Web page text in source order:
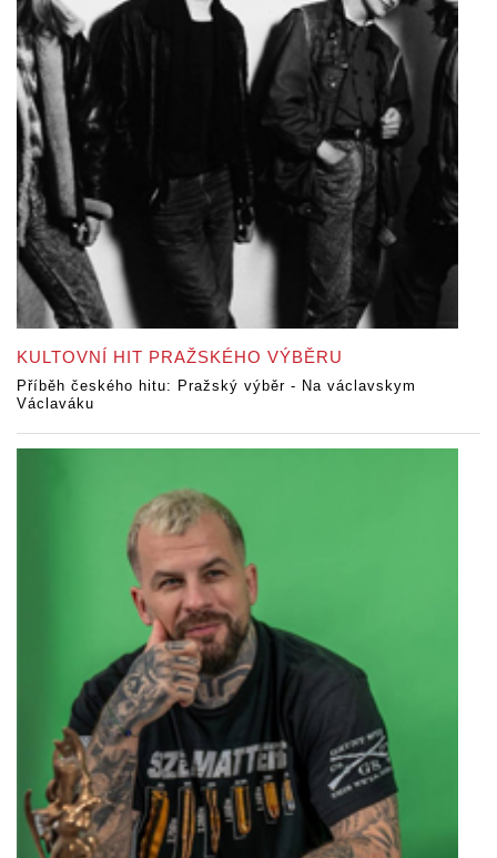
KULTOVNÍ HIT PRAŽSKÉHO VÝBĚRU
Příběh českého hitu: Pražský výběr - Na václavskym
Václaváku